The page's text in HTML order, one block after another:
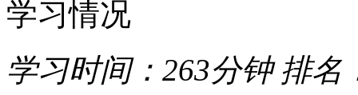
学习情况
学习时间： 263分钟 排名